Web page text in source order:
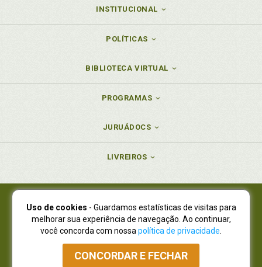
INSTITUCIONAL
POLÍTICAS
BIBLIOTECA VIRTUAL
PROGRAMAS
JURUÁDOCS
LIVREIROS
Juruá Editora Ltda., CNPJ 77.535.508/0001-19
Juruá Informática Ltda., CNPJ 01.701.561/0001-80
NOVO ENDEREÇO:R. Flávio Dallegrave, 7665, São Lourenço |
Curitiba - Paraná - CEP 82210-310
Atendimento: (41) 4009-3900|Vendas Atacado: (41) 4009-3939
Uso de cookies - Guardamos estatísticas de visitas para
melhorar sua experiência de navegação. Ao continuar,
você concorda com nossa política de privacidade
CONCORDAR E FECHAR